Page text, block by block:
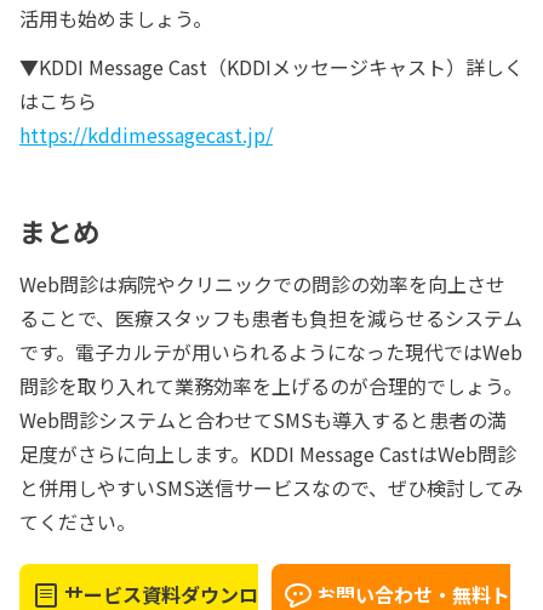
活用も始めましょう。
▼KDDI Message Cast（KDDIメッセージキャスト）詳しく
はこちら
https://kddimessagecast.jp/
まとめ
Web問診は病院やクリニックでの問診の効率を向上させ
ることで、医療スタッフも患者も負担を減らせるシステム
です。電子カルテが用いられるようになった現代ではWeb
問診を取り入れて業務効率を上げるのが合理的でしょう。
Web問診システムと合わせてSMSも導入すると患者の満
足度がさらに向上します。KDDI Message CastはWeb問診
と併用しやすいSMS送信サービスなので、ぜひ検討してみ
てください。
サービス資料ダウンロ
お問い合わせ・無料ト